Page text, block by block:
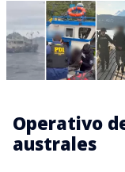
Operativo
australes